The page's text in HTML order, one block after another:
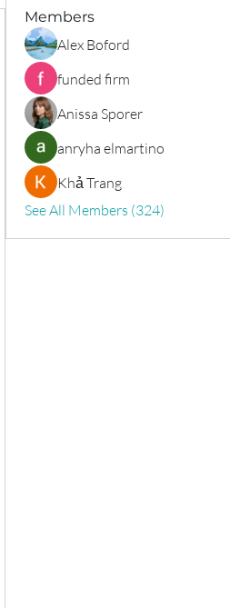
Members
Alex Boford
funded firm
Anissa Sporer
anryha elmartino
Khả Trang
See All Members (324)